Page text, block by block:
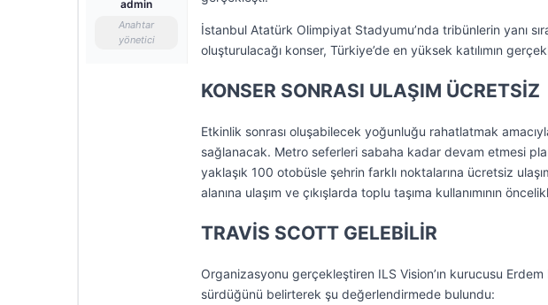
admin
Anahtar
yönetici
İstanbul Atatürk Olimpiyat Stadyumu’nda tribünlerin yanı
oluşturulacağı konser, Türkiye’de en yüksek katılımın
KONSER SONRASI ULAŞIM ÜCRETSİZ
Etkinlik sonrası oluşabilecek yoğunluğu rahatlatmak
sağlanacak. Metro seferleri sabaha kadar devam etmesi
yaklaşık 100 otobüsle şehrin farklı noktalarına ücretsiz
alanına ulaşım ve çıkışlarda toplu taşıma kullanımının
TRAVİS SCOTT GELEBİLİR
Organizasyonu gerçekleştiren ILS Vision’ın kurucusu
sürdüğünü belirterek şu değerlendirmede bulundu: